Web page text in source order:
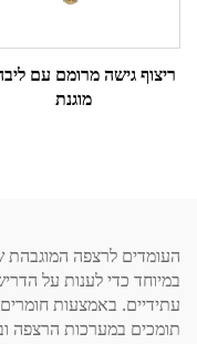
ריצוף גישה מרומם עם
מוגנת
במיוחד כדי לענות על
עתידיים. באמצעות